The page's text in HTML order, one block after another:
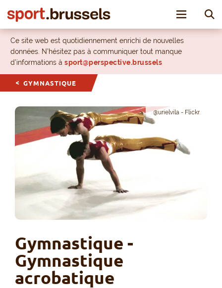
Toggle
Ce site web est quotidiennement enrichi de nouvelles
données. N’hésitez pas à communiquer tout manque
d’informations à sport@perspective.brussels
GYMNASTIQUE
@urielvila - Flickr
Gymnastique -
Gymnastique
acrobatique